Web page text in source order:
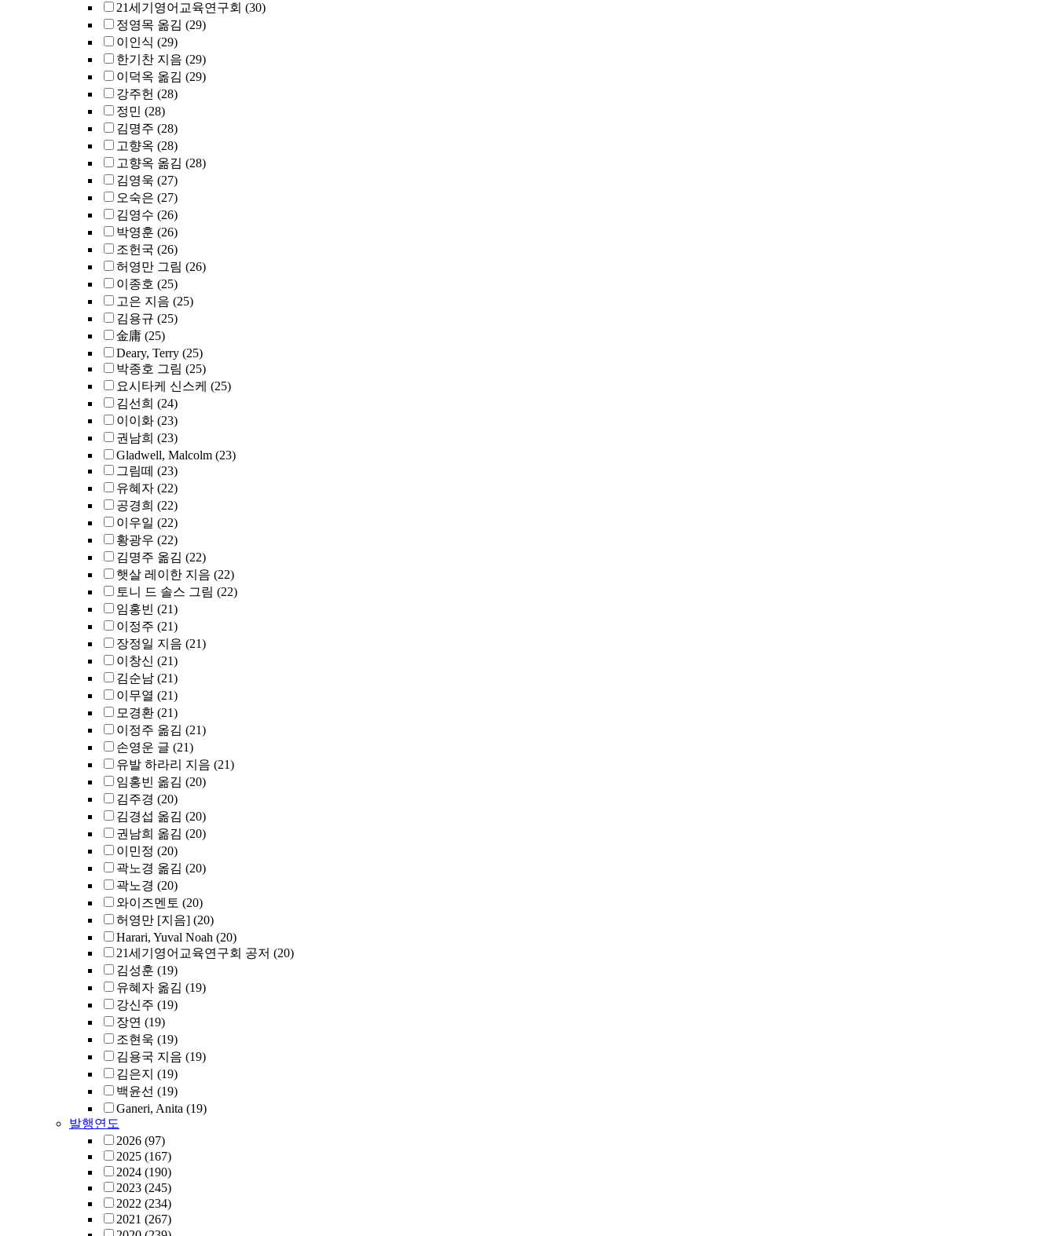
21세기영어교육연구회 (30)
정영목 옮김 (29)
이인식 (29)
한기찬 지음 (29)
이덕옥 옮김 (29)
강주헌 (28)
정민 (28)
김명주 (28)
고향옥 (28)
고향옥 옮김 (28)
김영욱 (27)
오숙은 (27)
김영수 (26)
박영훈 (26)
조헌국 (26)
허영만 그림 (26)
이종호 (25)
고은 지음 (25)
김용규 (25)
金庸 (25)
Deary, Terry (25)
박종호 그림 (25)
요시타케 신스케 (25)
김선희 (24)
이이화 (23)
권남희 (23)
Gladwell, Malcolm (23)
그림떼 (23)
유혜자 (22)
공경희 (22)
이우일 (22)
황광우 (22)
김명주 옮김 (22)
햇살 레이한 지음 (22)
토니 드 솔스 그림 (22)
임홍빈 (21)
이정주 (21)
장정일 지음 (21)
이창신 (21)
김순남 (21)
이무열 (21)
모경환 (21)
이정주 옮김 (21)
손영운 글 (21)
유발 하라리 지음 (21)
임홍빈 옮김 (20)
김주경 (20)
김경섭 옮김 (20)
권남희 옮김 (20)
이민정 (20)
곽노경 옮김 (20)
곽노경 (20)
와이즈멘토 (20)
허영만 [지음] (20)
Harari, Yuval Noah (20)
21세기영어교육연구회 공저 (20)
김성훈 (19)
유혜자 옮김 (19)
강신주 (19)
장연 (19)
조현욱 (19)
김용국 지음 (19)
김은지 (19)
백윤선 (19)
Ganeri, Anita (19)
발행연도
2026 (97)
2025 (167)
2024 (190)
2023 (245)
2022 (234)
2021 (267)